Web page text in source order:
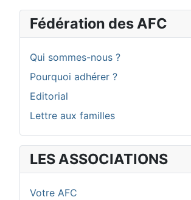
Fédération des AFC
Qui sommes-nous ?
Pourquoi adhérer ?
Editorial
Lettre aux familles
LES ASSOCIATIONS
Votre AFC